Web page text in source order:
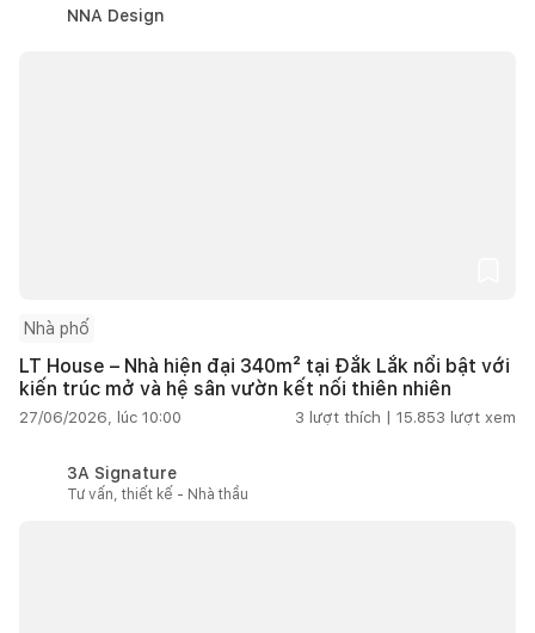
NNA Design
Nhà phố
LT House – Nhà hiện đại 340m² tại Đắk Lắk nổi bật với
kiến trúc mở và hệ sân vườn kết nối thiên nhiên
27/06/2026, lúc 10:00 3 lượt thích | 15.853 lượt xem
3A Signature
Tư vấn, thiết kế - Nhà thầu